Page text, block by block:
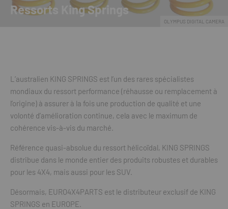
OLYMPUS DIGITAL CAMERA
Ressorts King Springs
L’australien KING SPRINGS est l’un des rares spécialistes
mondiaux du ressort performance (réhausse ou remplacement à
l’origine) à assurer à la fois une production de qualité et une
volonté d’amélioration continue, cela avec le maximum de
cohérence vis-à-vis du marché.
Référence quasi-absolue du ressort hélicoïdal, KING SPRINGS
distribue dans le monde entier des produits robustes et durables
pour les 4X4, mais aussi pour les SUV.
Désormais, EURO4X4PARTS est le distributeur exclusif de KING
SPRINGS en EUROPE.